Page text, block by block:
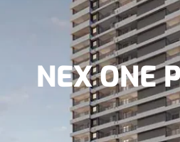
NEX ONE